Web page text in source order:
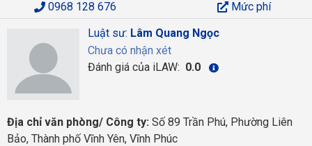
0968 128 676
Mức phí
Luật sư: Lâm Quang Ngọc
Chưa có nhận xét
Đánh giá của iLAW: 0.0
Địa chỉ văn phòng/ Công ty: Số 89 Trần Phú, Phường Liên
Bảo, Thành phố Vĩnh Yên, Vĩnh Phúc